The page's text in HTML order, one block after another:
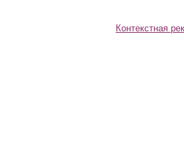
Контекстная